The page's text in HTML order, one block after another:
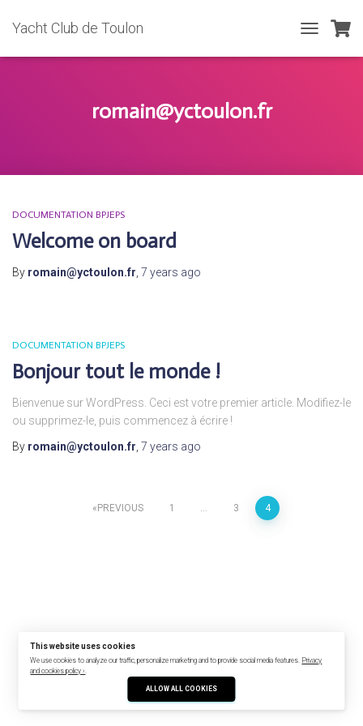
Yacht Club de Toulon
TOGGLE
NAVIGATION
romain@yctoulon.fr
DOCUMENTATION BPJEPS
Welcome on board
By romain@yctoulon.fr 7 years ago
DOCUMENTATION BPJEPS
Bonjour tout le monde !
Bienvenue sur WordPress. Ceci est votre premier article. Modifiez-le
ou supprimez-le, puis commencez à écrire !
By romain@yctoulon.fr 7 years ago
PREVIOUS 1 … 3 4
This website uses cookies
We use cookies to analyze our traffic, personalize marketing and to provide social media features. Privacy
and cookies policy ›
ALLOW ALL COOKIES